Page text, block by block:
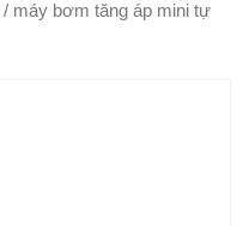
/ máy bơm tăng áp mini tự